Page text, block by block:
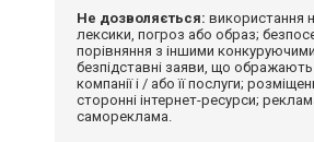
Не дозволяється: використання
лексики, погроз або образ;
порівняння з іншими
безпідставні заяви, що ображають
компанії і / або її послуги;
сторонні інтернет-ресурси;
самореклама.